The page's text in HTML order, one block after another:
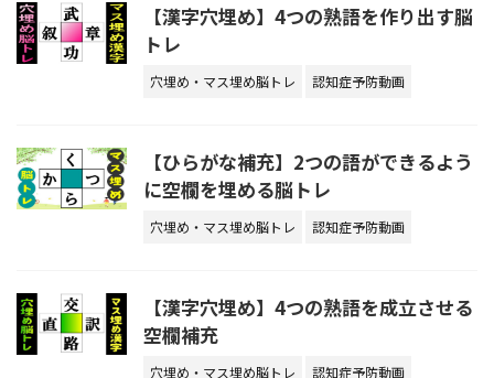
【漢字穴埋め】4つの熟語を作り出す脳
トレ
穴埋め・マス埋め脳トレ 認知症予防動画
【ひらがな補充】2つの語ができるよう
に空欄を埋める脳トレ
穴埋め・マス埋め脳トレ 認知症予防動画
【漢字穴埋め】4つの熟語を成立させる
空欄補充
穴埋め・マス埋め脳トレ 認知症予防動画